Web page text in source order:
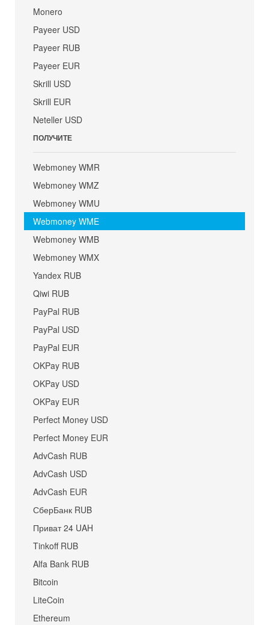
Monero
Payeer USD
Payeer RUB
Payeer EUR
Skrill USD
Skrill EUR
Neteller USD
ПОЛУЧИТЕ
Webmoney WMR
Webmoney WMZ
Webmoney WMU
Webmoney WME
Webmoney WMB
Webmoney WMX
Yandex RUB
Qiwi RUB
PayPal RUB
PayPal USD
PayPal EUR
OKPay RUB
OKPay USD
OKPay EUR
Perfect Money USD
Perfect Money EUR
AdvCash RUB
AdvCash USD
AdvCash EUR
СберБанк RUB
Приват 24 UAH
Tinkoff RUB
Alfa Bank RUB
Bitcoin
LiteCoin
Ethereum